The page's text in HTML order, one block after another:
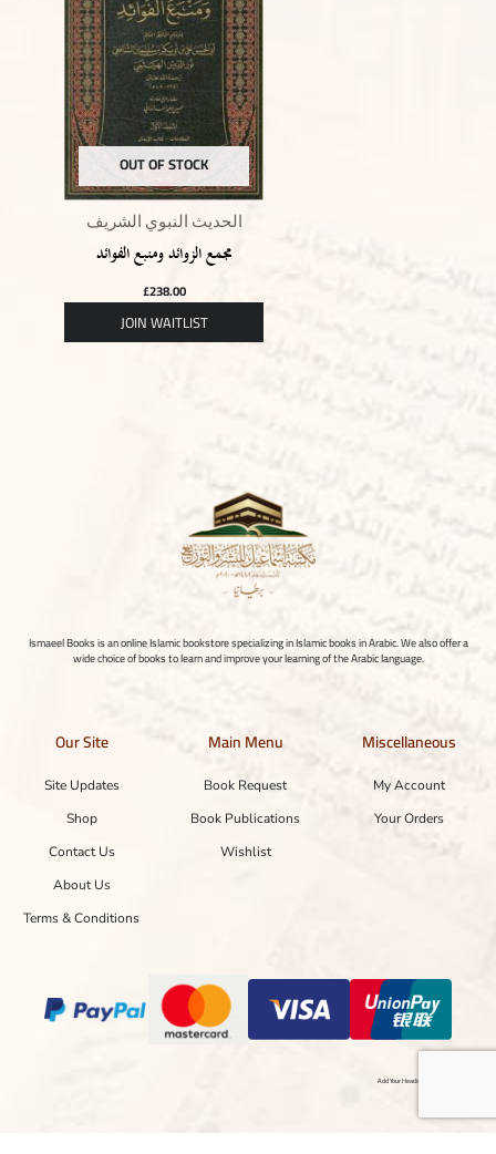
OUT OF STOCK
الحديث النبوي الشريف
مجمع الزوائد ومنبع الفوائد
£238.00
Ismaeel Books is an online Islamic bookstore specializing in Islamic books in Arabic. We also offer a
wide choice of books to learn and improve your learning of the Arabic language.
Our Site
Site Updates
Shop
Contact Us
About Us
Terms & Conditions
Main Menu
Book Request
Book Publications
Wishlist
Miscellaneous
My Account
Your Orders
Add Your Heading Text Here